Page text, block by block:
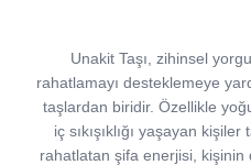
Unakit Taşı, zihinsel
rahatlamayı desteklemeye
taşlardan biridir. Özellikle
iç sıkışıklığı yaşayan
rahatlatan şifa enerjisi,